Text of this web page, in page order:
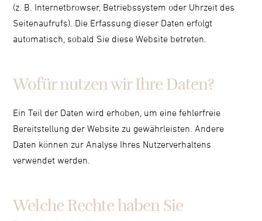
(z. B. Internetbrowser, Betriebssystem oder Uhrzeit des
Seitenaufrufs). Die Erfassung dieser Daten erfolgt
automatisch, sobald Sie diese Website betreten.
Wofür nutzen wir Ihre Daten?
Ein Teil der Daten wird erhoben, um eine fehlerfreie
Bereitstellung der Website zu gewährleisten. Andere
Daten können zur Analyse Ihres Nutzerverhaltens
verwendet werden.
Welche Rechte haben Sie